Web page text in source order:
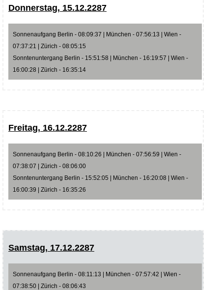
Donnerstag, 15.12.2287
Sonnenaufgang Berlin - 08:09:37 | München - 07:56:13 | Wien -
07:37:21 | Zürich - 08:05:15
Sonntenuntergang Berlin - 15:51:58 | München - 16:19:57 | Wien -
16:00:28 | Zürich - 16:35:14
Freitag, 16.12.2287
Sonnenaufgang Berlin - 08:10:26 | München - 07:56:59 | Wien -
07:38:07 | Zürich - 08:06:00
Sonntenuntergang Berlin - 15:52:05 | München - 16:20:08 | Wien -
16:00:39 | Zürich - 16:35:26
Samstag, 17.12.2287
Sonnenaufgang Berlin - 08:11:13 | München - 07:57:42 | Wien -
07:38:50 | Zürich - 08:06:43